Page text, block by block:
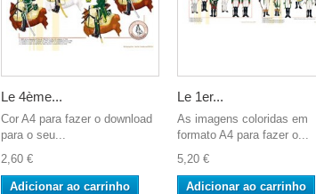
Le 4ème...
Cor A4 para fazer o download
para o seu...
2,60 €
Adicionar ao carrinho
Le 1er...
As imagens coloridas em
formato A4 para fazer o...
5,20 €
Adicionar ao carrinho